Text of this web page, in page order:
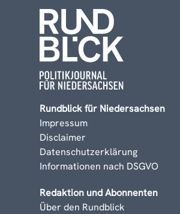
Rundblick für Niedersachsen
Impressum
Disclaimer
Datenschutzerklärung
Informationen nach DSGVO
Redaktion und Abonnenten
Über den Rundblick